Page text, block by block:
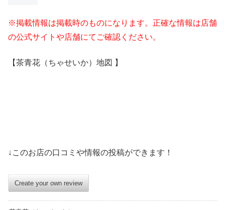
※掲載情報は掲載時のものになります。正確な情報は店舗
の公式サイトや店舗にてご確認ください。
【茶青花（ちゃせいか）地図 】
↓このお店の口コミや情報の投稿ができます！
Create your own review